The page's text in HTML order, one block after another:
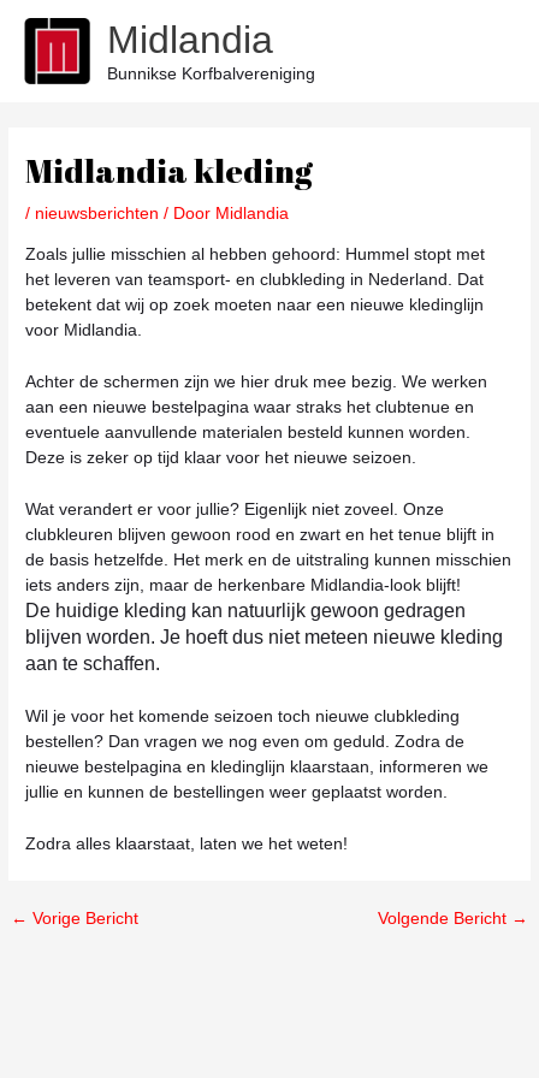
inhoud
Midlandia
Bunnikse Korfbalvereniging
Midlandia kleding
/ nieuwsberichten / Door Midlandia
Zoals jullie misschien al hebben gehoord: Hummel stopt met
het leveren van teamsport- en clubkleding in Nederland. Dat
betekent dat wij op zoek moeten naar een nieuwe kledinglijn
voor Midlandia.
Achter de schermen zijn we hier druk mee bezig. We werken
aan een nieuwe bestelpagina waar straks het clubtenue en
eventuele aanvullende materialen besteld kunnen worden.
Deze is zeker op tijd klaar voor het nieuwe seizoen.
Wat verandert er voor jullie? Eigenlijk niet zoveel. Onze
clubkleuren blijven gewoon rood en zwart en het tenue blijft in
de basis hetzelfde. Het merk en de uitstraling kunnen misschien
iets anders zijn, maar de herkenbare Midlandia-look blijft!
De huidige kleding kan natuurlijk gewoon gedragen
blijven worden. Je hoeft dus niet meteen nieuwe kleding
aan te schaffen.
Wil je voor het komende seizoen toch nieuwe clubkleding
bestellen? Dan vragen we nog even om geduld. Zodra de
nieuwe bestelpagina en kledinglijn klaarstaan, informeren we
jullie en kunnen de bestellingen weer geplaatst worden.
Zodra alles klaarstaat, laten we het weten!
← Vorige Bericht Volgende Bericht →